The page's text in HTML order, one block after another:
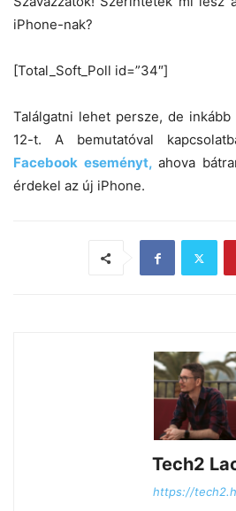
iPhone-nak?
[Total_Soft_Poll id=”34″]
Találgatni lehet persze, de
12-t. A bemutatóval
Facebook eseményt, ahova
érdekel az új iPhone.
Tech2
https://